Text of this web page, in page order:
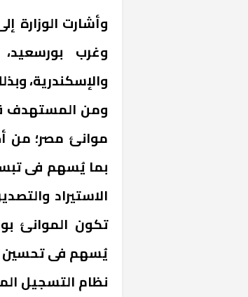
وأشارت الوزارة
وغرب بورسعيد،
موانئ مصر؛ من
بما يُسهم فى
الاستيراد
تكون الموانئ
يُسهم فى تحسين